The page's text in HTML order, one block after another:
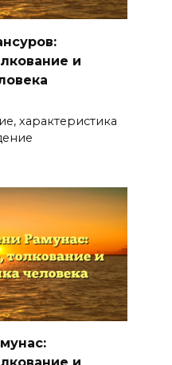
и
характеристика
и